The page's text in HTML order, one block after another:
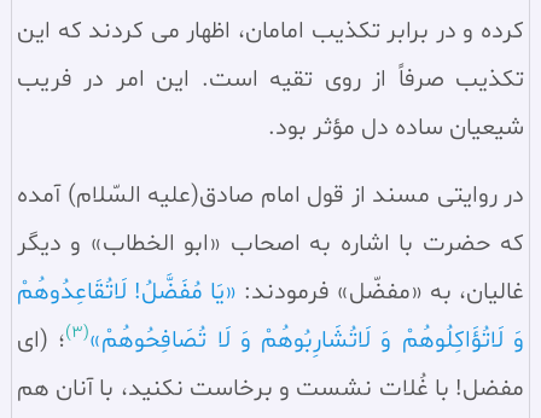
کرده و در برابر تکذیب امامان، اظهار می ‌کردند که این
تکذیب صرفاً از روی تقیه است. این امر در فریب
شیعیان ساده‌ دل مؤثر بود.
در روایتی مسند از قول امام صادق(علیه السّلام) آمده
که حضرت با اشاره به اصحاب «ابو الخطاب» و دیگر
غالیان، به «مفضّل» فرمودند: «یَا مُفَضَّلُ! لَاتُقَاعِدُوهُمْ
وَ لَاتُؤَاکِلُوهُمْ وَ لَاتُشَارِبُوهُمْ وَ لَا تُصَافِحُوهُمْ»(3)
؛ (ای
مفضل! با غُلات نشست و برخاست نکنید، با آنان هم